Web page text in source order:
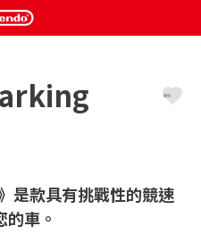
是款具有挑戰性的競速
車。